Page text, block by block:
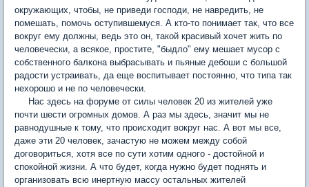
окружающих, чтобы, не приведи господи, не навредить, не
помешать, помочь оступившемуся. А кто-то понимает так, что все
вокруг ему должны, ведь это он, такой красивый хочет жить по
человечески, а всякое, простите, "быдло" ему мешает мусор с
собственного балкона выбрасывать и пьяные дебоши с большой
радости устраивать, да еще воспитывает постоянно, что типа так
нехорошо и не по человечески.
Нас здесь на форуме от силы человек 20 из жителей уже
почти шести огромных домов. А раз мы здесь, значит мы не
равнодушные к тому, что происходит вокруг нас. А вот мы все,
даже эти 20 человек, зачастую не можем между собой
договориться, хотя все по сути хотим одного - достойной и
спокойной жизни. А что будет, когда нужно будет поднять и
организовать всю инертную массу остальных жителей